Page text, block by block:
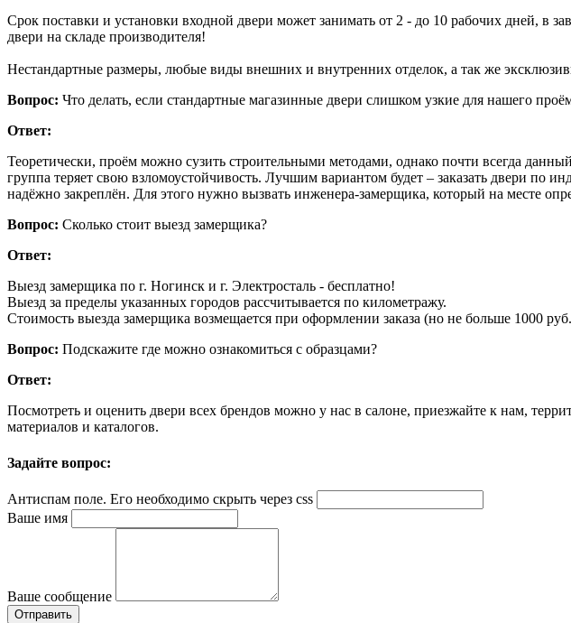
Срок поставки и установки входной двери может занимать от 2 - до 10 рабочих дней, в
двери на складе производителя!
Нестандартные размеры, любые виды внешних и внутренних отделок, а так же
Вопрос: Что делать, если стандартные магазинные двери слишком узкие для нашего
Ответ:
Теоретически, проём можно сузить строительными методами, однако почти всегда
группа теряет свою взломоустойчивость. Лучшим вариантом будет – заказать двери по
надёжно закреплён. Для этого нужно вызвать инженера-замерщика, который на месте
Вопрос: Сколько стоит выезд замерщика?
Ответ:
Выезд замерщика по г. Ногинск и г. Электросталь - бесплатно!
Выезд за пределы указанных городов рассчитывается по километражу.
Стоимость выезда замерщика возмещается при оформлении заказа (но не больше 1000
Вопрос: Подскажите где можно ознакомиться с образцами?
Ответ:
Посмотреть и оценить двери всех брендов можно у нас в салоне, приезжайте к нам,
материалов и каталогов.
Задайте вопрос:
Антиспам поле. Его необходимо скрыть через css
Ваше имя
Ваше сообщение